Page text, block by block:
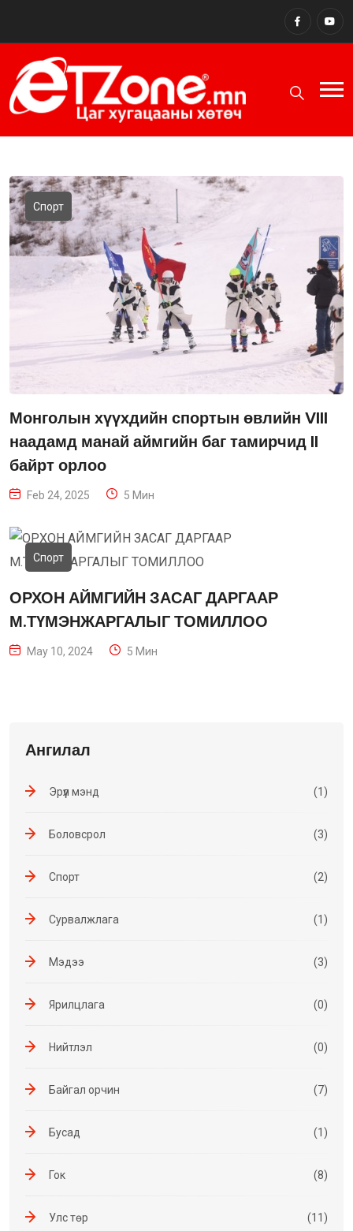
Спорт
Монголын хүүхдийн спортын өвлийн VIII
наадамд манай аймгийн баг тамирчид II
байрт орлоо
Feb 24, 2025 5 Мин
Спорт
ОРХОН АЙМГИЙН ЗАСАГ ДАРГААР
М.ТҮМЭНЖАРГАЛЫГ ТОМИЛЛОО
May 10, 2024 5 Мин
Ангилал
Эрүүл мэнд (1)
Боловсрол (3)
Спорт (2)
Сурвалжлага (1)
Мэдээ (3)
Ярилцлага (0)
Нийтлэл (0)
Байгал орчин (7)
Бусад (1)
Гок (8)
Улс төр (11)